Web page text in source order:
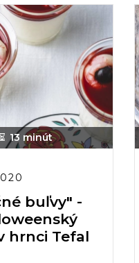
13 minút
buľvy" -
hrnci Tefal